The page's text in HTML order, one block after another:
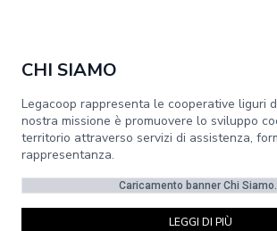
CHI SIAMO
Legacoop rappresenta le cooperative liguri
nostra missione è promuovere lo sviluppo
territorio attraverso servizi di assistenza,
rappresentanza.
Caricamento banner Chi
LEGGI DI PIÙ